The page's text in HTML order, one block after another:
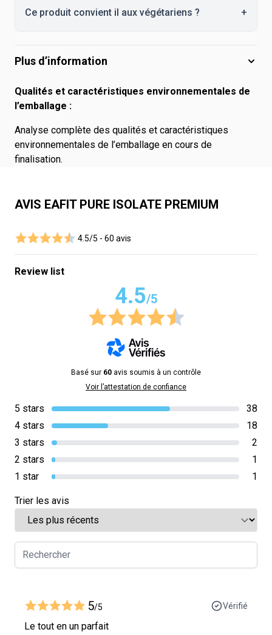
Ce produit convient il aux végétariens ? +
Plus d’information
Qualités et caractéristiques environnementales de
l’emballage :
Analyse complète des qualités et caractéristiques
environnementales de l’emballage en cours de
finalisation.
AVIS EAFIT PURE ISOLATE PREMIUM
4.5/5 - 60 avis
Review list
4.5/5
Basé sur 60 avis soumis à un contrôle
Voir l’attestation de confiance
5 stars
38
4 stars
18
3 stars
2
2 stars
1
1 star
1
Trier les avis
5/5 Vérifié
Le tout en un parfait